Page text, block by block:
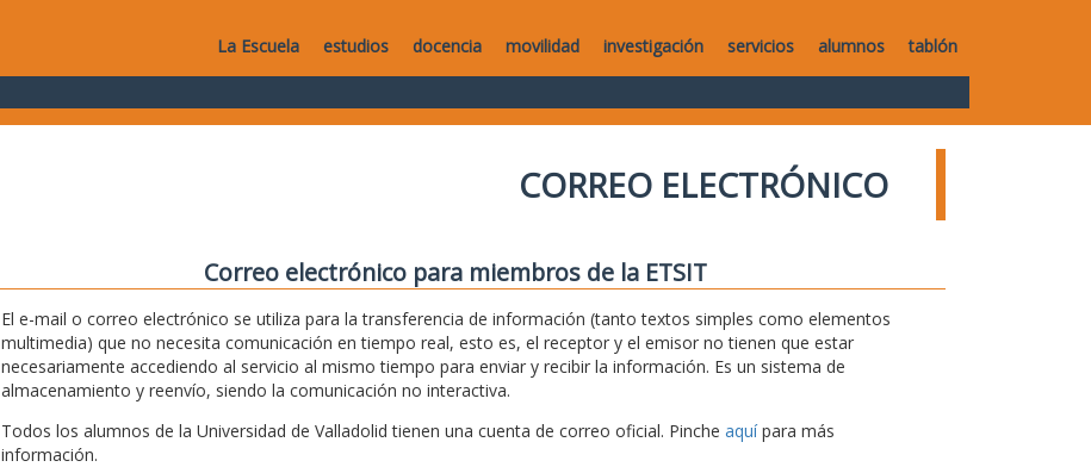
La Escuela estudios docencia movilidad investigación servicios alumnos tablón
CORREO ELECTRÓNICO
Correo electrónico para miembros de la ETSIT
El e-mail o correo electrónico se utiliza para la transferencia de información (tanto textos simples como elementos
multimedia) que no necesita comunicación en tiempo real, esto es, el receptor y el emisor no tienen que estar
necesariamente accediendo al servicio al mismo tiempo para enviar y recibir la información. Es un sistema de
almacenamiento y reenvío, siendo la comunicación no interactiva.
Todos los alumnos de la Universidad de Valladolid tienen una cuenta de correo oficial. Pinche aquípara más
información.